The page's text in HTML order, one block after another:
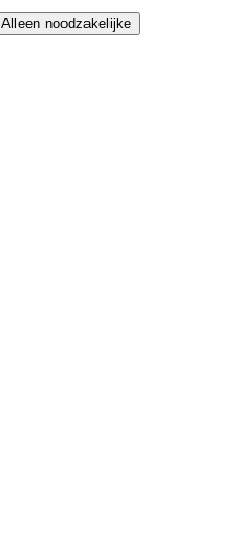
Alleen noodzakelijke